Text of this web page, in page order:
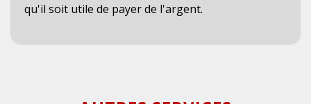
qu'il soit utile de payer de l'argent.